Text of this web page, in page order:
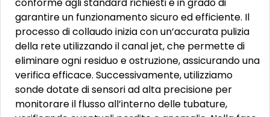
garantire un funzionamento sicuro ed efficiente. Il
processo di collaudo inizia con un’accurata pulizia
della rete utilizzando il canal jet, che permette di
eliminare ogni residuo e ostruzione, assicurando una
verifica efficace. Successivamente, utilizziamo
sonde dotate di sensori ad alta precisione per
monitorare il flusso all’interno delle tubature,